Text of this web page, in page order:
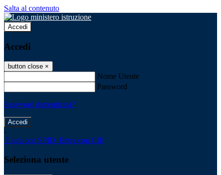
Salta al contenuto
Accedi
Accedi
button close ×
Nome Utente
Password
Password dimenticata?
-
Entra con SPID Entra con CIE
Seleziona utente